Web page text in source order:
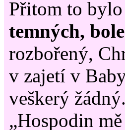
Přitom to
temných,
rozbořený,
v zajetí v
veškerý
„Hospodin